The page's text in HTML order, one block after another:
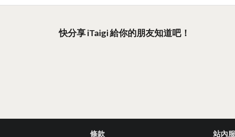
快分享 iTaigi 給你的朋友知道吧！
條款 站內